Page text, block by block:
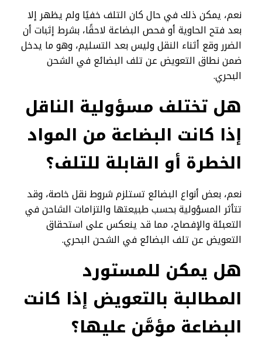
نعم، يمكن ذلك في حال كان التلف خفيًا ولم يظهر إلا
بعد فتح الحاوية أو فحص البضاعة لاحقًا، بشرط إثبات أن
الضرر وقع أثناء النقل وليس بعد التسليم، وهو ما يدخل
ضمن نطاق التعويض عن تلف البضائع في الشحن
البحري.
هل تختلف مسؤولية الناقل
إذا كانت البضاعة من المواد
الخطرة أو القابلة للتلف؟
نعم، بعض أنواع البضائع تستلزم شروط نقل خاصة، وقد
تتأثر المسؤولية بحسب طبيعتها والتزامات الشاحن في
التعبئة والإفصاح، مما قد ينعكس على استحقاق
التعويض عن تلف البضائع في الشحن البحري.
هل يمكن للمستورد
المطالبة بالتعويض إذا كانت
البضاعة مؤمَّن عليها؟